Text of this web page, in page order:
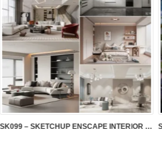
SK099 – SKETCHUP ENSCAPE INTERIOR VOL.2